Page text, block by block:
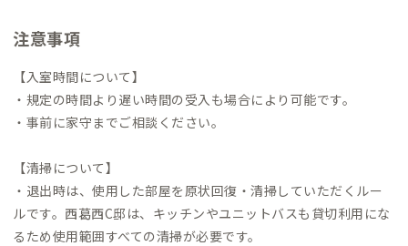
注意事項
【入室時間について】
・規定の時間より遅い時間の受入も場合により可能です。
・事前に家守までご相談ください。
【清掃について】
・退出時は、使用した部屋を原状回復・清掃していただくルー
ルです。西葛西C邸は、キッチンやユニットバスも貸切利用にな
るため使用範囲すべての清掃が必要です。